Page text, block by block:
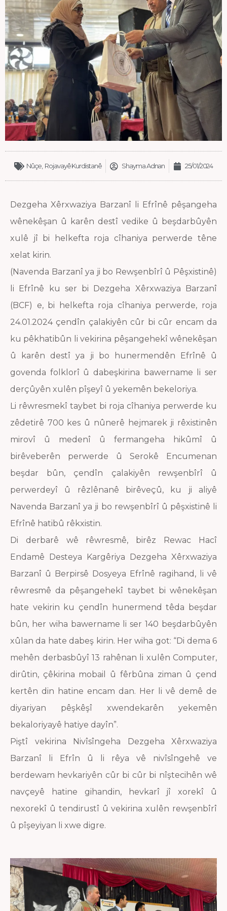
Nûçe Rojavayê Kurdistanê Shayma Adnan 25/01/2024
Dezgeha Xêrxwaziya Barzanî li Efrînê pêşangeha
wênekêşan û karên destî vedike û beşdarbûyên
xulê jî bi helkefta roja cîhaniya perwerde têne
xelat kirin.
(Navenda Barzanî ya ji bo Rewşenbîrî û Pêşxistinê)
li Efrînê ku ser bi Dezgeha Xêrxwaziya Barzanî
(BCF) e, bi helkefta roja cîhaniya perwerde, roja
24.01.2024 çendîn çalakiyên cûr bi cûr encam da
ku pêkhatibûn li vekirina pêşangehekî wênekêşan
û karên destî ya ji bo hunermendên Efrînê û
govenda folklorî û dabeşkirina bawername li ser
derçûyên xulên pîşeyî û yekemên bekeloriya.
Li rêwresmekî taybet bi roja cîhaniya perwerde ku
zêdetirê 700 kes û nûnerê hejmarek ji rêxistinên
mirovî û medenî û fermangeha hikûmî û
birêveberên perwerde û Serokê Encumenan
beşdar bûn, çendîn çalakiyên rewşenbîrî û
perwerdeyî û rêzlênanê birêveçû, ku ji aliyê
Navenda Barzanî ya ji bo rewşenbîrî û pêşxistinê li
Efrînê hatibû rêkxistin.
Di derbarê wê rêwresmê, birêz Rewac Hacî
Endamê Desteya Kargêriya Dezgeha Xêrxwaziya
Barzanî û Berpirsê Dosyeya Efrînê ragihand, li vê
rêwresmê da pêşangehekî taybet bi wênekêşan
hate vekirin ku çendîn hunermend têda beşdar
bûn, her wiha bawername li ser 140 beşdarbûyên
xûlan da hate dabeş kirin. Her wiha got: “Di dema 6
mehên derbasbûyî 13 rahênan li xulên Computer,
dirûtin, çêkirina mobail û fêrbûna ziman û çend
kertên din hatine encam dan. Her li vê demê de
diyariyan pêşkêşî xwendekarên yekemên
bekaloriyayê hatiye dayîn”.
Piştî vekirina Nivîsîngeha Dezgeha Xêrxwaziya
Barzanî li Efrîn û li rêya vê nivîsîngehê ve
berdewam hevkariyên cûr bi cûr bi nîştecihên wê
navçeyê hatine gihandin, hevkarî jî xorekî û
nexorekî û tendirustî û vekirina xulên rewşenbîrî
û pîşeyiyan li xwe digre.